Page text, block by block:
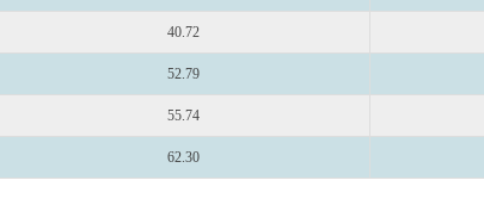
40.72
52.79
55.74
62.30